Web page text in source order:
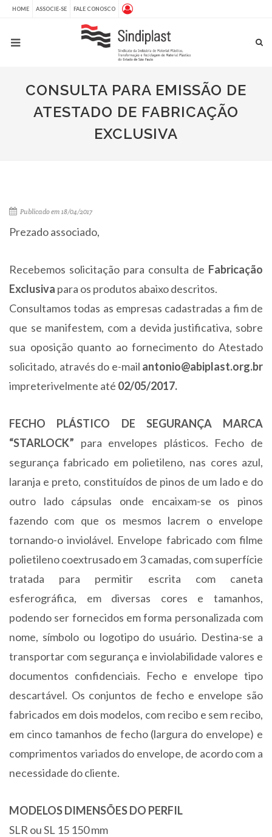
HOME ASSOCIE-SE FALE CONOSCO
CONSULTA PARA EMISSÃO DE
ATESTADO DE FABRICAÇÃO
EXCLUSIVA
Publicado em 18/04/2017
Prezado associado,
Recebemos solicitação para consulta de Fabricação
Exclusiva para os produtos abaixo descritos.
Consultamos todas as empresas cadastradas a fim de
que se manifestem, com a devida justificativa, sobre
sua oposição quanto ao fornecimento do Atestado
solicitado, através do e-mail antonio@abiplast.org.br
impreterivelmente até 02/05/2017.
FECHO PLÁSTICO DE SEGURANÇA MARCA
“STARLOCK” para envelopes plásticos. Fecho de
segurança fabricado em polietileno, nas cores azul,
laranja e preto, constituídos de pinos de um lado e do
outro lado cápsulas onde encaixam-se os pinos
fazendo com que os mesmos lacrem o envelope
tornando-o inviolável. Envelope fabricado com filme
polietileno coextrusado em 3 camadas, com superfície
tratada para permitir escrita com caneta
esferográfica, em diversas cores e tamanhos,
podendo ser fornecidos em forma personalizada com
nome, símbolo ou logotipo do usuário. Destina-se a
transportar com segurança e inviolabilidade valores e
documentos confidenciais. Fecho e envelope tipo
descartável. Os conjuntos de fecho e envelope são
fabricados em dois modelos, com recibo e sem recibo,
em cinco tamanhos de fecho (largura do envelope) e
comprimentos variados do envelope, de acordo com a
necessidade do cliente.
MODELOS DIMENSÕES DO PERFIL
SLR ou SL 15 150 mm